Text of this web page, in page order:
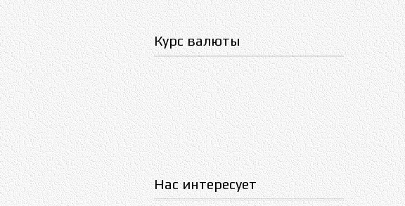
Курс валюты
Нас интересует